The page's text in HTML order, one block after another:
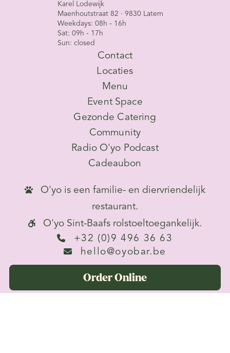

O'yo is een familie- en diervriendelijk
restaurant.
 O'yo Sint-Baafs rolstoeltoegankelijk.
 +32 (0)9 496 36 63
 hello@oyobar.be
Order Online
Karel Lodewijk
Maenhoutstraat 82 · 9830 Latem
Weekdays: 08h - 16h
Sat: 09h - 17h
Sun: closed
Contact
Locaties
Menu
Event Space
Gezonde Catering
Community
Radio O'yo Podcast
Cadeaubon